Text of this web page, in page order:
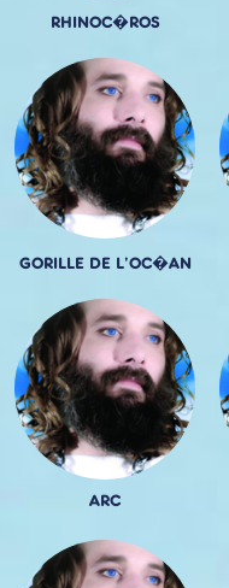
RHINOC�ROS
GORILLE DE L'OC�AN
ARC